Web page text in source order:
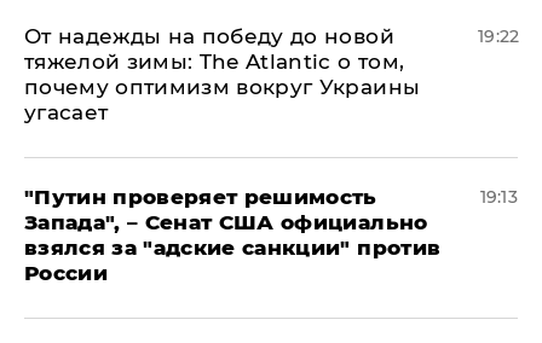
От надежды на победу до новой
тяжелой зимы: The Atlantic о том,
почему оптимизм вокруг Украины
угасает
19:22
"Путин проверяет решимость
Запада", – Сенат США официально
взялся за "адские санкции" против
России
19:13